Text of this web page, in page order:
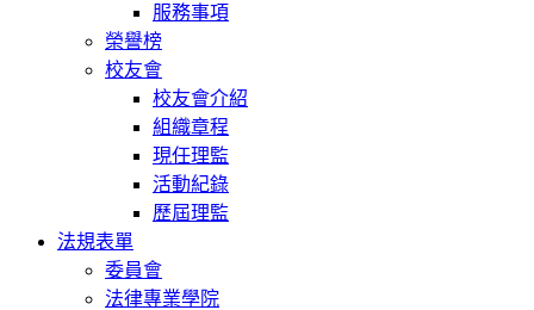
服務事項
榮譽榜
校友會
校友會介紹
組織章程
現任理監
活動紀錄
歷屆理監
法規表單
委員會
法律專業學院